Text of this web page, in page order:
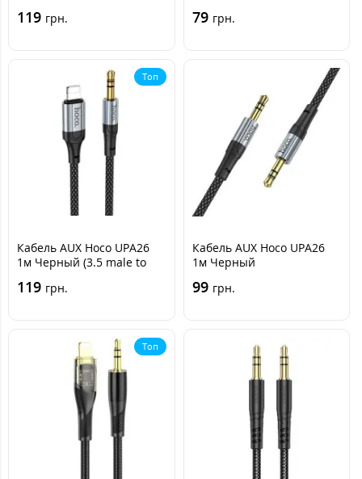
119 грн. 79 грн.
Топ
Кабель AUX Hoco UPA26
1м Черный (3.5 male to
119 грн.
Кабель AUX Hoco UPA26
1м Черный
99 грн.
Топ